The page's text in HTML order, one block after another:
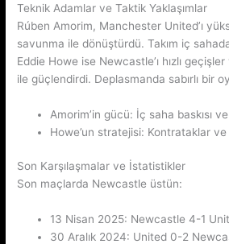
Teknik Adamlar ve Taktik Yaklaşımlar
Rúben Amorim, Manchester United’ı
savunma ile dönüştürdü. Takım iç
Eddie Howe ise Newcastle’ı hızlı
ile güçlendirdi. Deplasmanda sabırlı bir
Amorim’in gücü: İç saha baskısı
Howe’un stratejisi: Kontrataklar
Son Karşılaşmalar ve İstatistikler
Son maçlarda Newcastle üstün:
13 Nisan 2025: Newcastle 4-1
30 Aralık 2024: United 0-2